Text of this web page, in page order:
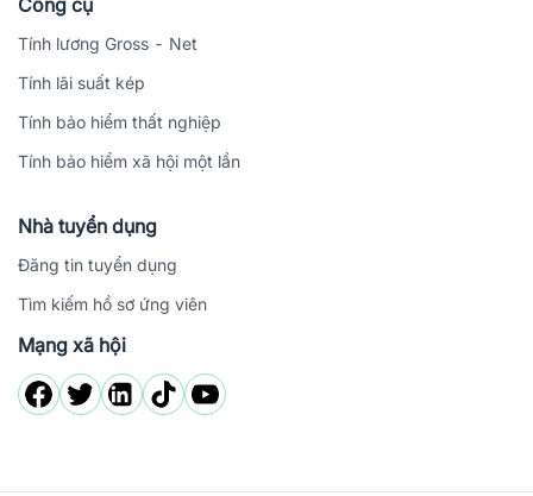
Tính lương Gross - Net
Tính lãi suất kép
Tính bảo hiểm thất nghiệp
Tính bảo hiểm xã hội một lần
Nhà tuyển dụng
Đăng tin tuyển dụng
Tìm kiếm hồ sơ ứng viên
Mạng xã hội